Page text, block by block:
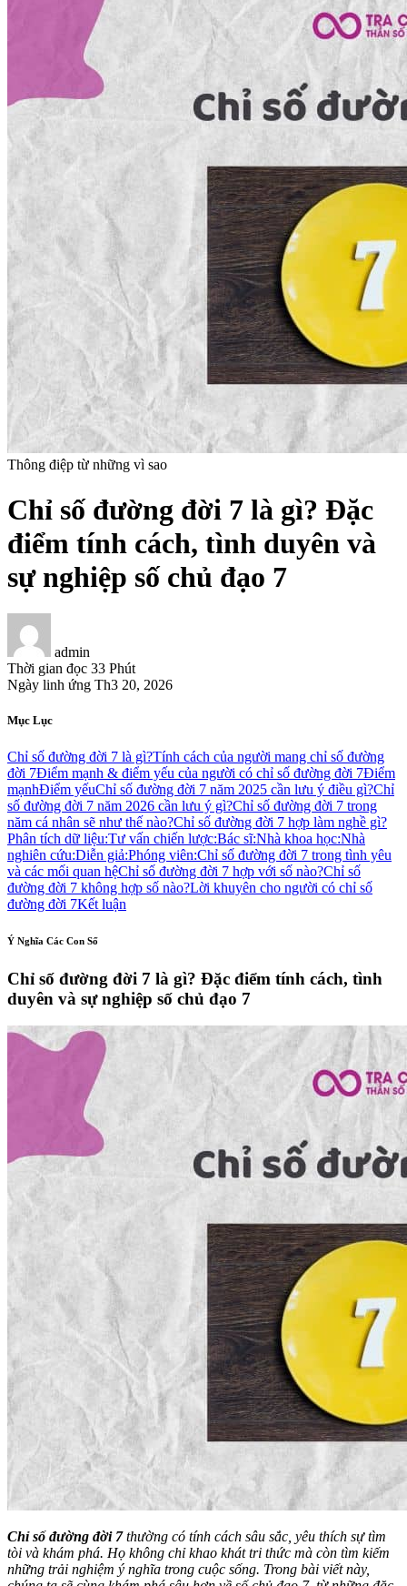
Thông điệp từ những vì sao
Chỉ số đường đời 7 là gì? Đặc
điểm tính cách, tình duyên và
sự nghiệp số chủ đạo 7
admin
Thời gian đọc 33 Phút
Ngày linh ứng Th3 20, 2026
Mục Lục
Chỉ số đường đời 7 là gì?Tính cách của người mang chỉ số đường
đời 7Điểm mạnh & điểm yếu của người có chỉ số đường đời 7Điểm
mạnhĐiểm yếuChỉ số đường đời 7 năm 2025 cần lưu ý điều gì?Chỉ
số đường đời 7 năm 2026 cần lưu ý gì?Chỉ số đường đời 7 trong
năm cá nhân sẽ như thế nào?Chỉ số đường đời 7 hợp làm nghề gì?
Phân tích dữ liệu:Tư vấn chiến lược:Bác sĩ:Nhà khoa học:Nhà
nghiên cứu:Diễn giả:Phóng viên:Chỉ số đường đời 7 trong tình yêu
và các mối quan hệChỉ số đường đời 7 hợp với số nào?Chỉ số
đường đời 7 không hợp số nào?Lời khuyên cho người có chỉ số
đường đời 7Kết luận
Ý Nghĩa Các Con Số
Chỉ số đường đời 7 là gì? Đặc điểm tính cách, tình
duyên và sự nghiệp số chủ đạo 7
Chỉ số đường đời 7thường có tính cách sâu sắc, yêu thích sự tìm
tòi và khám phá. Họ không chỉ khao khát tri thức mà còn tìm kiếm
những trải nghiệm ý nghĩa trong cuộc sống. Trong bài viết này,